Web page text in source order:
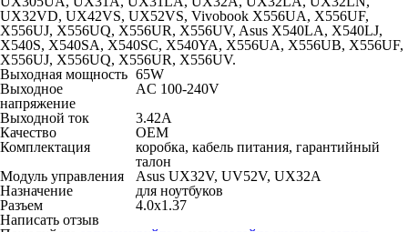
UX32VD, UX42VS, UX52VS, Vivobook X556UA, X556UF,
X556UJ, X556UQ, X556UR, X556UV, Asus X540LA, X540LJ,
X540S, X540SA, X540SC, X540YA, X556UA, X556UB, X556UF,
X556UJ, X556UQ, X556UR, X556UV.
Выходная мощность 65W
Выходное
напряжение
AC 100-240V
Выходной ток
3.42A
Качество
OEM
Комплектация
коробка, кабель питания, гарантийный
талон
Модуль управления
Asus UX32V, UV52V, UX32A
Назначение
для ноутбуков
Разъем
4.0x1.37
Написать отзыв